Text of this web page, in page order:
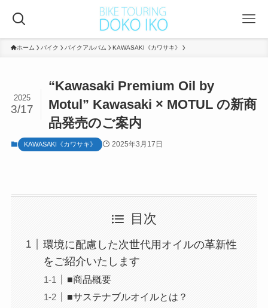
ホーム バイク バイクアルバム KAWASAKI《カワサキ》
“Kawasaki Premium Oil by
Motul” Kawasaki × MOTUL の新商
品発売のご案内
2025
3/17
KAWASAKI《カワサキ》 2025年3月17日
目次
環境に配慮した次世代用オイルの革新性
をご紹介いたします
■商品概要
■サステナブルオイルとは？